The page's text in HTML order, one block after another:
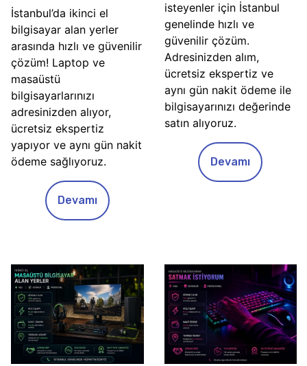
İstanbul’da ikinci el
bilgisayar alan yerler
arasında hızlı ve güvenilir
çözüm! Laptop ve
masaüstü
bilgisayarlarınızı
adresinizden alıyor,
ücretsiz ekspertiz
yapıyor ve aynı gün nakit
ödeme sağlıyoruz.
Devamı
isteyenler için İstanbul
genelinde hızlı ve
güvenilir çözüm.
Adresinizden alım,
ücretsiz ekspertiz ve
aynı gün nakit ödeme ile
bilgisayarınızı değerinde
satın alıyoruz.
Devamı